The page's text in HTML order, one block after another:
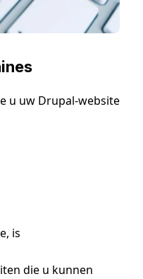
u uw Drupal-website
is
die u kunnen